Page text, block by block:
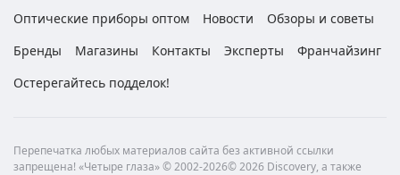
Оптические приборы оптом
Новости
Обзоры и советы
Бренды
Магазины Контакты Эксперты
Франчайзинг
Остерегайтесь подделок!
Перепечатка любых материалов сайта без активной ссылки
запрещена! «Четыре глаза» © 2002-2026© 2026 Discovery, а также